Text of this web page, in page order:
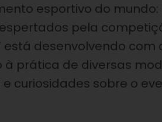
esportivo do mundo:
pela
está desenvolvendo
prática de diversas
curiosidades sobre o